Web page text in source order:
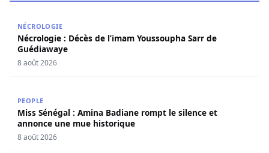
NÉCROLOGIE
Nécrologie : Décès de l’imam Youssoupha Sarr de
Guédiawaye
8 août 2026
PEOPLE
Miss Sénégal : Amina Badiane rompt le silence et
annonce une mue historique
8 août 2026